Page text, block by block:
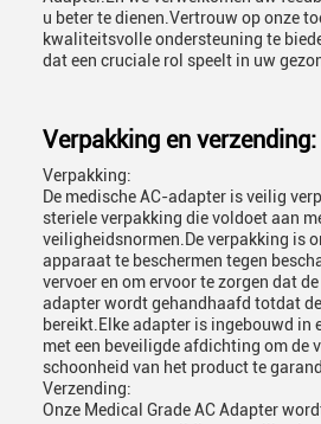
u beter te dienen.Vertrouw op onze
kwaliteitsvolle ondersteuning te
dat een cruciale rol speelt in uw
Verpakking en verzending:
Verpakking:
De medische AC-adapter is veilig
steriele verpakking die voldoet aan
veiligheidsnormen.De verpakking is
apparaat te beschermen tegen
vervoer en om ervoor te zorgen dat
adapter wordt gehandhaafd totdat
bereikt.Elke adapter is ingebouwd in
met een beveiligde afdichting om de
schoonheid van het product te
Verzending:
Onze Medical Grade AC Adapter